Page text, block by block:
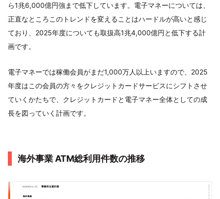
ら1兆6,000億円強まで低下しています。電子マネーについては、
正直なところこのトレンドを変えることはハードルが高いと感じ
ており、2025年度についても取扱高1兆4,000億円と低下する計
画です。
電子マネーでは稼働会員がまだ1,000万人以上いますので、2025
年度はこの会員の方々をクレジットカードサービスにシフトさせ
ていくかたちで、クレジットカードと電子マネー全体としての成
長を図っていく計画です。
海外事業 ATM総利用件数の推移